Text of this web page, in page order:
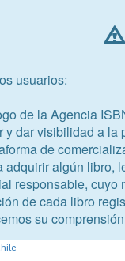
reparación, mejora
usuarios:
de la Agencia
y dar visibilidad a la
de
adquirir algún libro,
responsable, cuyo
de cada libro
su